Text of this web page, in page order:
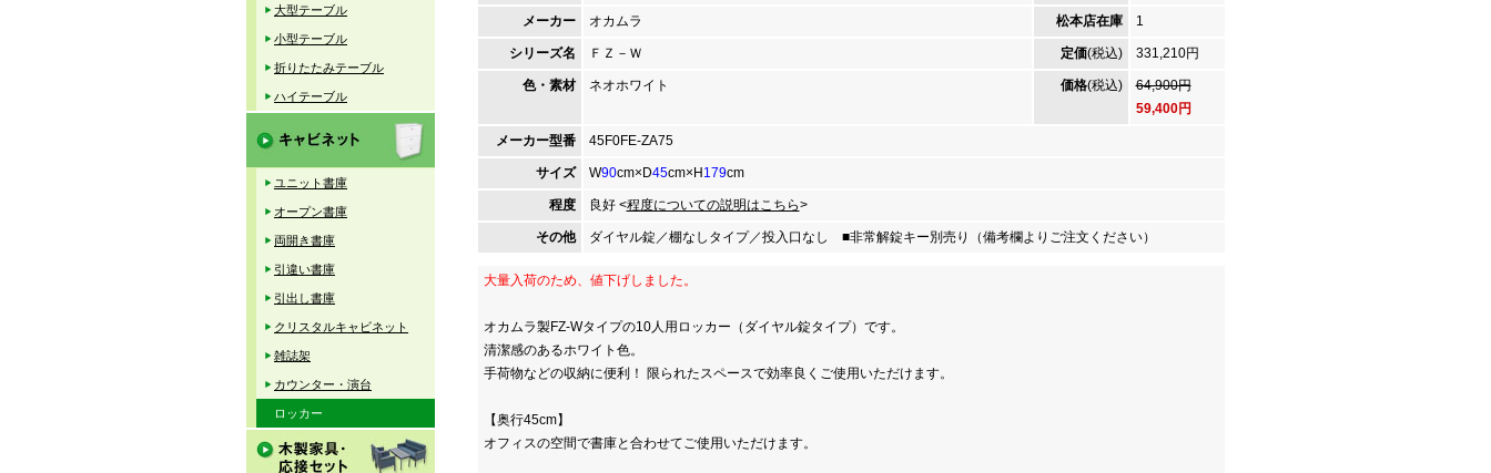
メーカー オカムラ 松本店在庫 1
シリーズ名 ＦＺ－Ｗ 定価(税込) 331,210円
色・素材 ネオホワイト 価格(税込)
64,900円
59,400円
メーカー型番 45F0FE-ZA75
サイズ W90cm×D45cm×H 179cm
程度 良好 <程度についての説明はこちら>
その他 ダイヤル錠／棚なしタイプ／投入口なし ■非常解錠キー別売り（備考欄よりご注文ください）
大量入荷のため、値下げしました。
オカムラ製FZ-Wタイプの10人用ロッカー（ダイヤル錠タイプ）です。
清潔感のあるホワイト色。
手荷物などの収納に便利！ 限られたスペースで効率良くご使用いただけます。
【奥行45cm】
オフィスの空間で書庫と合わせてご使用いただけます。
大型テーブル
小型テーブル
折りたたみテーブル
ハイテーブル
ユニット書庫
オープン書庫
両開き書庫
引違い書庫
引出し書庫
クリスタルキャビネット
雑誌架
カウンター・演台
ロッカー